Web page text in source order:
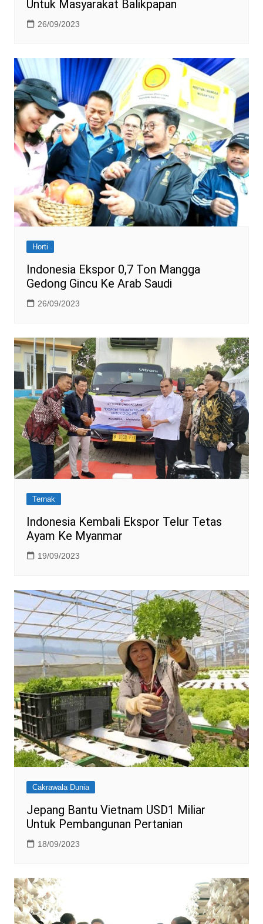
Untuk Masyarakat Balikpapan
26/09/2023
Horti
Indonesia Ekspor 0,7 Ton Mangga
Gedong Gincu Ke Arab Saudi
26/09/2023
Ternak
Indonesia Kembali Ekspor Telur Tetas
Ayam Ke Myanmar
19/09/2023
Cakrawala Dunia
Jepang Bantu Vietnam USD1 Miliar
Untuk Pembangunan Pertanian
18/09/2023